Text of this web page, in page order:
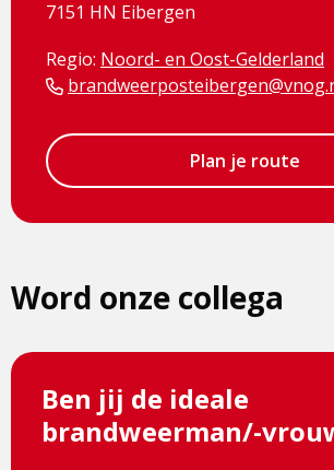
7151 HN Eibergen
Regio: Noord- en Oost-Gelderland
Plan je route
Word onze collega
Ben jij de ideale
brandweerman/-